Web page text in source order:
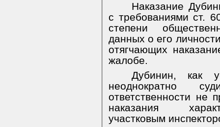
Наказание
с требованиями ст.
степени
данных о его
отягчающих
жалобе.
Дубинин, как
неоднократно
ответственности не
наказания
участковым